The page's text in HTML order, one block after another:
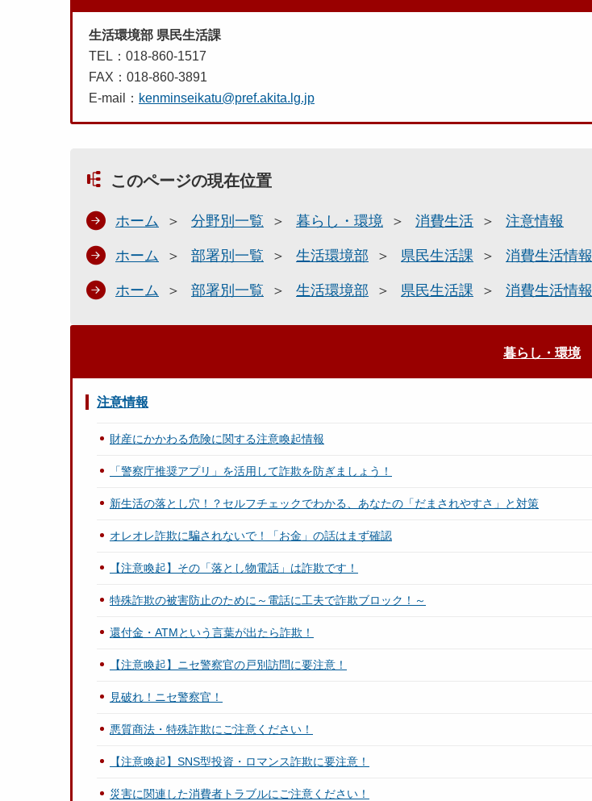
生活環境部 県民生活課
TEL：018-860-1517
FAX：018-860-3891
E-mail： kenminseikatu@pref.akita.lg.jp
このページの現在位置
ホーム 分野別一覧 暮らし・環境 消費生活 注意情報
ホーム 部署別一覧 生活環境部 県民生活課 消費生活情報
ホーム 部署別一覧 生活環境部 県民生活課 消費生活情報
暮らし・環境
注意情報
財産にかかわる危険に関する注意喚起情報
「警察庁推奨アプリ」を活用して詐欺を防ぎましょう！
新生活の落とし穴！？セルフチェックでわかる、あなたの「だまされやすさ」と対策
オレオレ詐欺に騙されないで！「お金」の話はまず確認
【注意喚起】その「落とし物電話」は詐欺です！
特殊詐欺の被害防止のために～電話に工夫で詐欺ブロック！～
還付金・ATMという言葉が出たら詐欺！
【注意喚起】ニセ警察官の戸別訪問に要注意！
見破れ！ニセ警察官！
悪質商法・特殊詐欺にご注意ください！
【注意喚起】SNS型投資・ロマンス詐欺に要注意！
災害に関連した消費者トラブルにご注意ください！